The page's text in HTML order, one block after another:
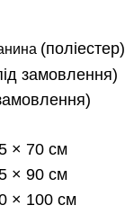
(поліестер)
замовлення)
× 70 см
× 90 см
× 100 см